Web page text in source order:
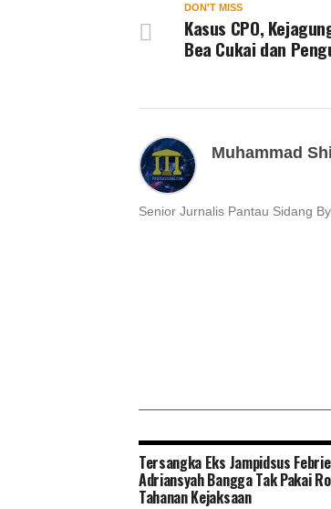
DON'T MISS
Kasus CPO,
Bea Cukai dan
Muhammad
Senior Jurnalis Pantau Sidang
Tersangka Eks Jampidsus Febrie
Adriansyah Bangga Tak Pakai
Tahanan Kejaksaan